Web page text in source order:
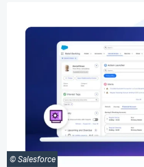
© Salesforce